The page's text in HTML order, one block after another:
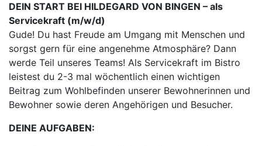
DEIN START BEI HILDEGARD VON BINGEN – als
Servicekraft (m/w/d)
Gude! Du hast Freude am Umgang mit Menschen und
sorgst gern für eine angenehme Atmosphäre? Dann
werde Teil unseres Teams! Als Servicekraft im Bistro
leistest du 2-3 mal wöchentlich einen wichtigen
Beitrag zum Wohlbefinden unserer Bewohnerinnen und
Bewohner sowie deren Angehörigen und Besucher.
DEINE AUFGABEN: